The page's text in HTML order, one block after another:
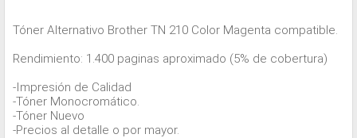
Tóner Alternativo Brother TN 210 Color Magenta compatible.
Rendimiento: 1.400 paginas aproximado (5% de cobertura)
-Impresión de Calidad
-Tóner Monocromático.
-Tóner Nuevo
-Precios al detalle o por mayor.